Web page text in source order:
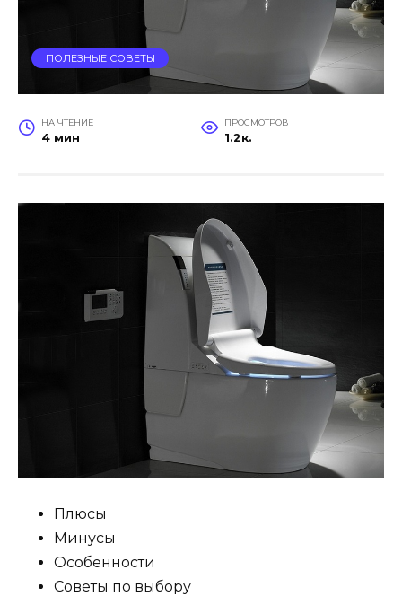
ПОЛЕЗНЫЕ СОВЕТЫ
НА ЧТЕНИЕ
4 мин
ПРОСМОТРОВ
1.2к.
Плюсы
Минусы
Особенности
Советы по выбору